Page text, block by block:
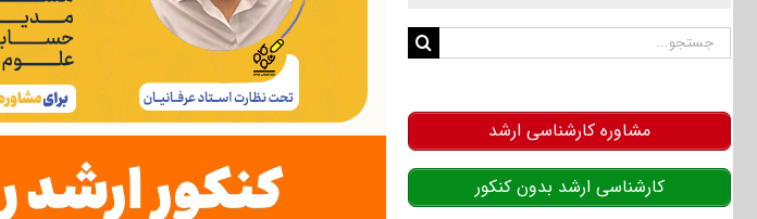
جستجو
مشاوره کارشناسی ارشد
کارشناسی ارشد بدون کنکور